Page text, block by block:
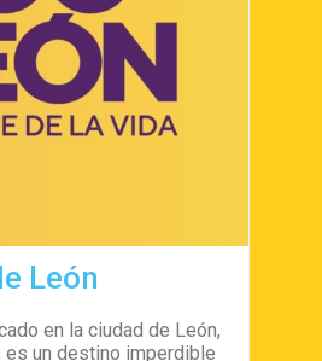
León
en la ciudad de León,
es un destino imperdible